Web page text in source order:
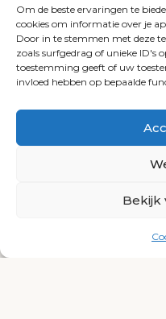
Om de beste ervaringen te
cookies om informatie over je
Door in te stemmen met deze
zoals surfgedrag of unieke ID's
toestemming geeft of uw
invloed hebben op bepaalde
Bekijk